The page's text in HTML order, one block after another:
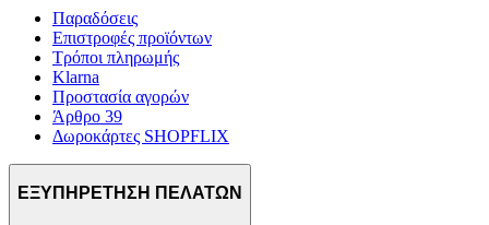
Παραδόσεις
Επιστροφές προϊόντων
Τρόποι πληρωμής
Klarna
Προστασία αγορών
Άρθρο 39
Δωροκάρτες SHOPFLIX
ΕΞΥΠΗΡΕΤΗΣΗ ΠΕΛΑΤΩΝ